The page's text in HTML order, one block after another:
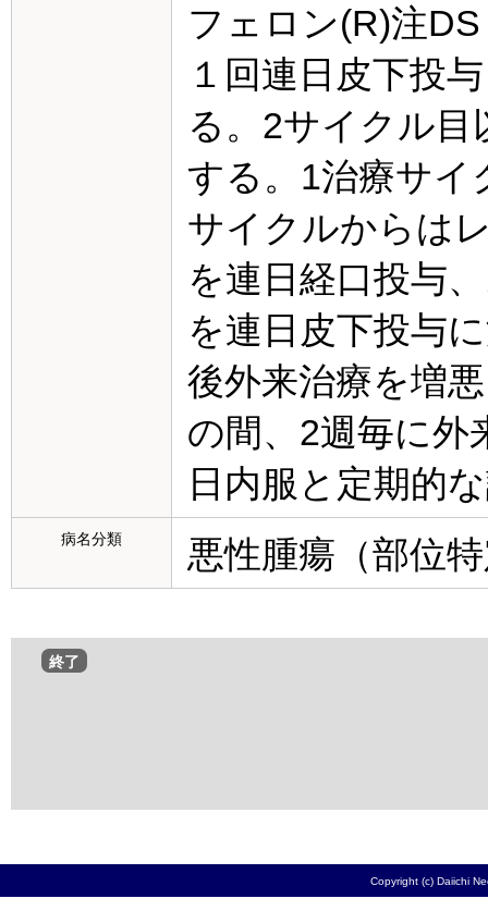
フェロン(R)注
１回連日皮下投
る。2サイクル目
する。1治療サイ
サイクルからは
を連日経口投与
を連日皮下投与
後外来治療を増
の間、2週毎に外
日内服と定期的
病名分類 悪性腫瘍（部位
終了
Copyright (c) Daiichi